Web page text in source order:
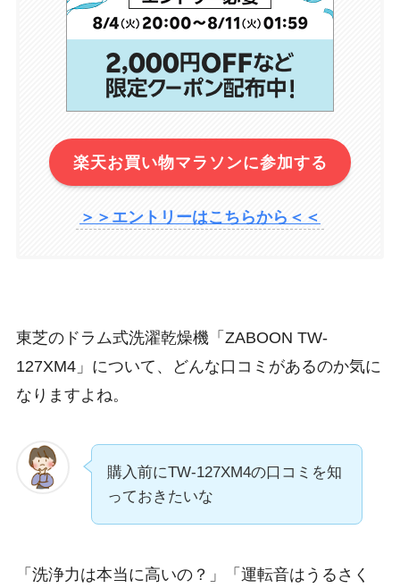
楽天お買い物マラソンに参加する
＞＞エントリーはこちらから＜＜
東芝のドラム式洗濯乾燥機「ZABOON TW-
127XM4」について、どんな口コミがあるのか気に
なりますよね。
購入前にTW-127XM4の口コミを知
っておきたいな
「洗浄力は本当に高いの？」「運転音はうるさく